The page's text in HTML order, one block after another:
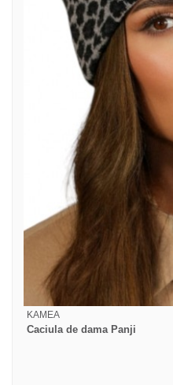
KAMEA
Caciula de dama Panji